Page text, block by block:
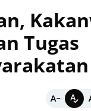
Tugas